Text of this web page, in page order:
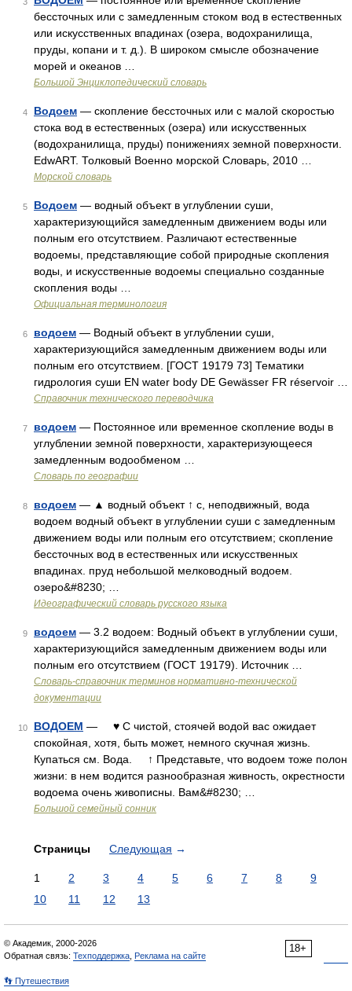
бессточных или с замедленным стоком вод в естественных
или искусственных впадинах (озера, водохранилища,
пруды, копани и т. д.). В широком смысле обозначение
морей и океанов …
Большой Энциклопедический словарь
4 Водоем — скопление бессточных или с малой скоростью
стока вод в естественных (озера) или искусственных
(водохранилища, пруды) понижениях земной поверхности.
EdwART. Толковый Военно морской Словарь, 2010 …
Морской словарь
5 Водоем — водный объект в углублении суши,
характеризующийся замедленным движением воды или
полным его отсутствием. Различают естественные
водоемы, представляющие собой природные скопления
воды, и искусственные водоемы специально созданные
скопления воды …
Официальная терминология
6 водоем — Водный объект в углублении суши,
характеризующийся замедленным движением воды или
полным его отсутствием. [ГОСТ 19179 73] Тематики
гидрология суши EN water body DE Gewässer FR réservoir …
Справочник технического переводчика
7 водоем — Постоянное или временное скопление воды в
углублении земной поверхности, характеризующееся
замедленным водообменом …
Словарь по географии
8 водоем — ▲ водный объект ↑ с, неподвижный, вода
водоем водный объект в углублении суши с замедленным
движением воды или полным его отсутствием; скопление
бессточных вод в естественных или искусственных
впадинах. пруд небольшой мелководный водоем.
озеро&#8230; …
Идеографический словарь русского языка
9 водоем — 3.2 водоем: Водный объект в углублении суши,
характеризующийся замедленным движением воды или
полным его отсутствием (ГОСТ 19179). Источник …
Словарь-справочник терминов нормативно-технической
документации
10 ВОДОЕМ — ♥ С чистой, стоячей водой вас ожидает
спокойная, хотя, быть может, немного скучная жизнь.
Купаться см. Вода. ↑ Представьте, что водоем тоже полон
жизни: в нем водится разнообразная живность, окрестности
водоема очень живописны. Вам&#8230; …
Большой семейный сонник
Страницы Следующая →
1 2 3 4 5 6 7 8
9
10
11 12 13
18+
© Академик, 2000-2026
Обратная связь: Техподдержка Реклама на сайте
👣 Путешествия